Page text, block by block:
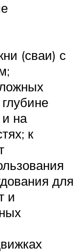
(сваи) с
на
к
для
и